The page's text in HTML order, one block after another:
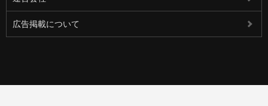
広告掲載について